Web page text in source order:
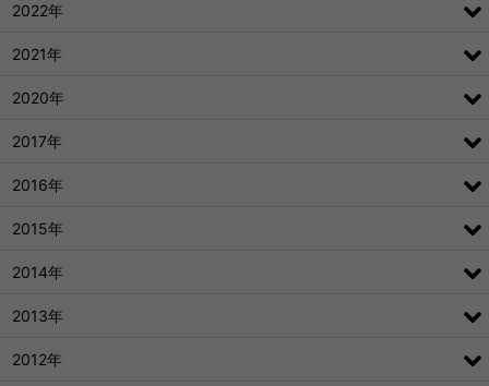
2022年
2021年
2020年
2017年
2016年
2015年
2014年
2013年
2012年